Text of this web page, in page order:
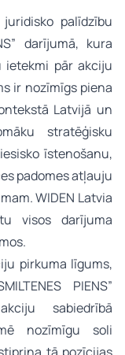
palīdzību
darījumā, kura
ietekmi pār akciju
ir nozīmīgs piena
Latvijā un
stratēģisku
īstenošanu,
padomes atļauju
WIDEN Latvia
visos darījuma
pirkuma līgums,
PIENS”
sabiedrībā
nozīmīgu soli